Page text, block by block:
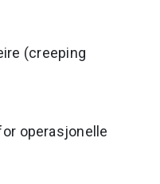
(creeping
operasjonelle